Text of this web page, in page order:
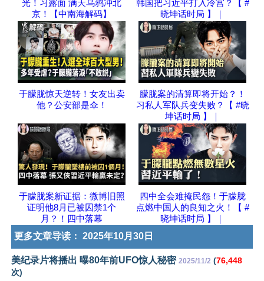
光！习露面 满天乌鸦冲北
京！【中南海解码】
韩国把习近平打入冷宫？【 #
晓坤话时局 】｜
于朦胧惊天逆转！女友出卖
他？公安部是伞！
朦胧案的清算即将开始？！
习私人军队兵变失败？【 #晓
坤话时局 】｜
于朦胧案新证据：微博旧照
证明他8月已被囚禁1个
月？！四中落幕
四中全会难掩民怨！于朦胧
点燃中国人的良知之火！【 #
晓坤话时局 】｜
更多文章导读： 2025年10月30日
美纪录片将播出 曝80年前UFO惊人秘密 2025/11/2 (76,448
次)